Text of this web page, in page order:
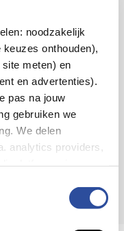
noodzakelijk
onthouden),
meten) en
en advertenties).
pas na jouw
gebruiken we
We delen
analytics providers,
Je kunt je keuze op